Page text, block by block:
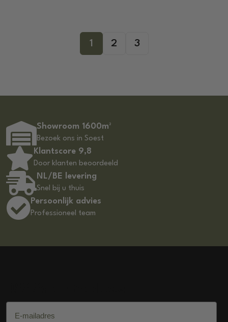
1 2 3
Showroom 1600m²
Bezoek ons in Soest
Klantscore 9,8
Door klanten beoordeeld
NL/BE levering
Snel bij u thuis
Persoonlijk advies
Professioneel team
E-mailadres